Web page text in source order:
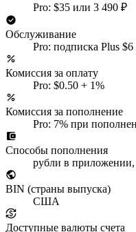
Pro: $35 или 3 490 ₽
Обслуживание
Pro: подписка Plus
Комиссия за оплату
Pro: $0.50 + 1%
Комиссия за пополнение
Pro: 7% при
Способы пополнения
рубли в
BIN (страны выпуска)
США
Доступные валюты счета